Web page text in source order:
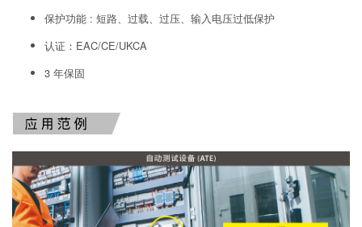
保护功能 : 短路、过载、过压、输入电压过低保护
认证：EAC/CE/UKCA
3 年保固